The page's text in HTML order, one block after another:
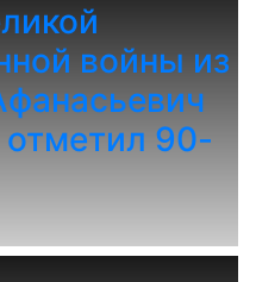
войны из
90-